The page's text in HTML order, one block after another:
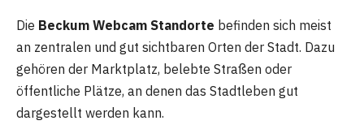
Die Beckum Webcam Standorte befinden sich meist
an zentralen und gut sichtbaren Orten der Stadt. Dazu
gehören der Marktplatz, belebte Straßen oder
öffentliche Plätze, an denen das Stadtleben gut
dargestellt werden kann.